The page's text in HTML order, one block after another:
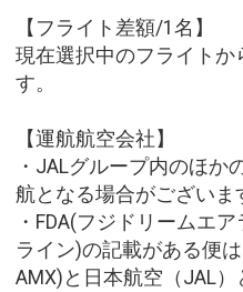
【フライト差額/1名】
現在選択中のフライト
す。
【運航航空会社】
・JALグループ内のほか
航となる場合がございま
・FDA(フジドリームエ
ライン)の記載がある便は
AMX)と日本航空（JAL